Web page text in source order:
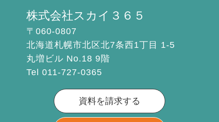
株式会社スカイ３６５
〒060-0807
北海道札幌市北区北7条西1丁目 1-5
丸増ビル No.18 9階
Tel 011-727-0365
資料を請求する